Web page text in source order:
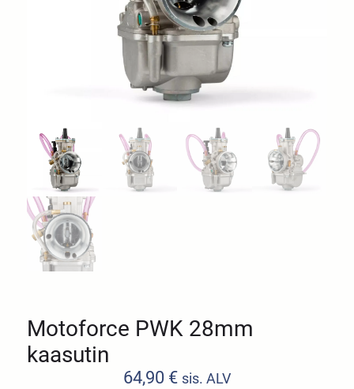
Motoforce PWK 28mm
kaasutin
64,90 € sis. ALV